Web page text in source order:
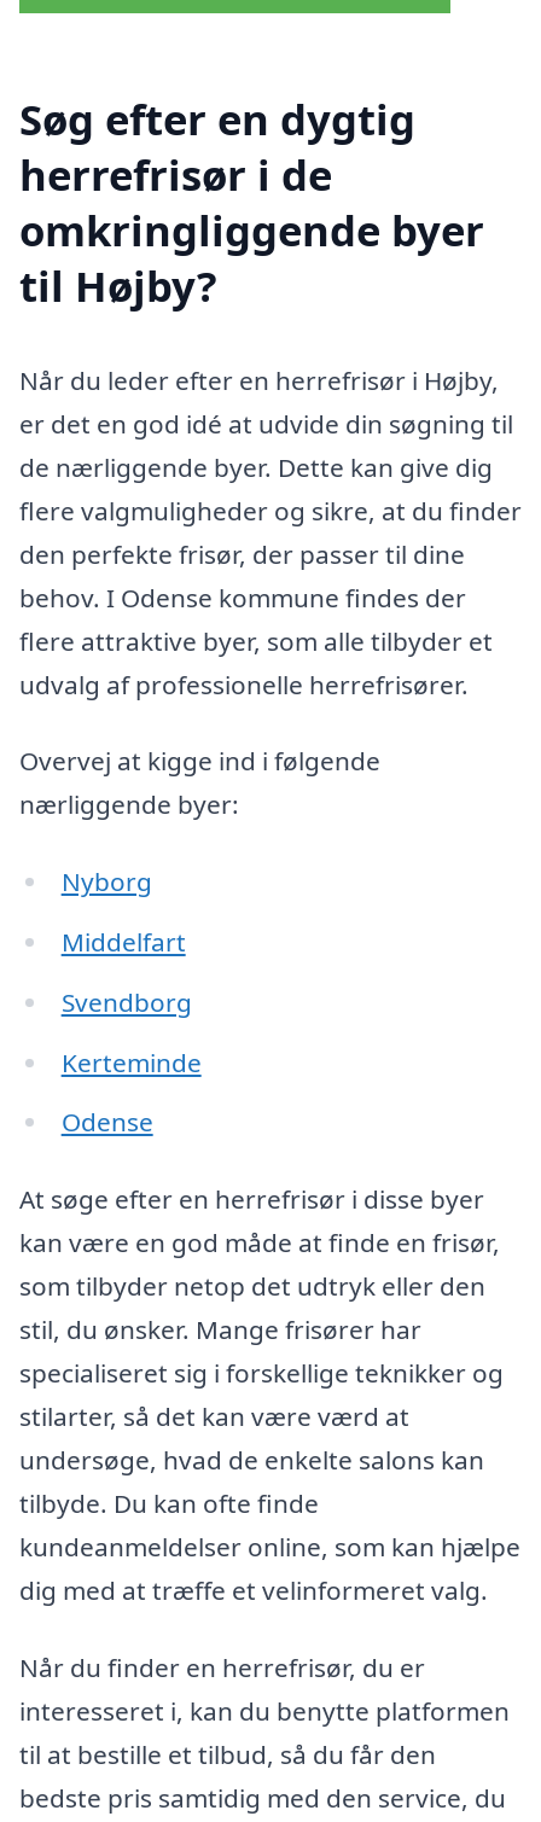
Søg efter en dygtig
herrefrisør i de
omkringliggende byer
til Højby?
Når du leder efter en herrefrisør i Højby,
er det en god idé at udvide din søgning til
de nærliggende byer. Dette kan give dig
flere valgmuligheder og sikre, at du finder
den perfekte frisør, der passer til dine
behov. I Odense kommune findes der
flere attraktive byer, som alle tilbyder et
udvalg af professionelle herrefrisører.
Overvej at kigge ind i følgende
nærliggende byer:
Nyborg
Middelfart
Svendborg
Kerteminde
Odense
At søge efter en herrefrisør i disse byer
kan være en god måde at finde en frisør,
som tilbyder netop det udtryk eller den
stil, du ønsker. Mange frisører har
specialiseret sig i forskellige teknikker og
stilarter, så det kan være værd at
undersøge, hvad de enkelte salons kan
tilbyde. Du kan ofte finde
kundeanmeldelser online, som kan hjælpe
dig med at træffe et velinformeret valg.
Når du finder en herrefrisør, du er
interesseret i, kan du benytte platformen
til at bestille et tilbud, så du får den
bedste pris samtidig med den service, du